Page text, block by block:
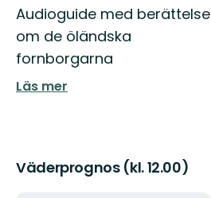
Beskrivning
Audioguide med berättelse
om de öländska
fornborgarna
Läs mer
Väderprognos (kl. 12.00)